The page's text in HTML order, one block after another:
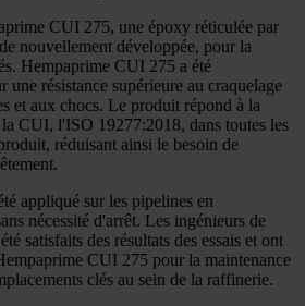
CUI 275, une époxy réticulée par
nouvellement développée, pour la
Hempaprime CUI 275 a été
une résistance supérieure au craquelage
et aux chocs. Le produit répond à la
CUI, l'ISO 19277:2018, dans toutes les
réduisant ainsi le besoin de
appliqué sur les pipelines en
nécessité d'arrêt. Les ingénieurs de
satisfaits des résultats des essais et ont
CUI 275 pour la maintenance
clés au sein de la raffinerie.